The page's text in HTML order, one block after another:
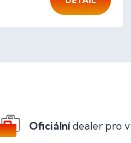
Oficiálnídealer pro